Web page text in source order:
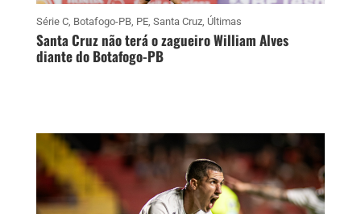
Série C, Botafogo-PB, PE, Santa Cruz, Últimas
Santa Cruz não terá o zagueiro William Alves
diante do Botafogo-PB